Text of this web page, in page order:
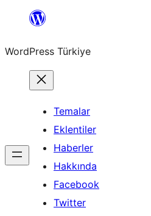
İçeriğe
WordPress Türkiye
Temalar
Eklentiler
Haberler
Hakkında
Facebook
Twitter